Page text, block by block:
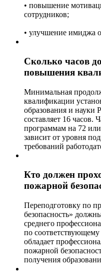
• повышение
сотрудников;
• улучшение имиджа
Сколько часов
повышения
Минимальная
квалификации
образования и
составляет 16 часов.
программам на 72
зависит от уровня
требований
Кто должен
пожарной
Переподготовку по
безопасность»
среднего
по
обладает
пожарной
получения